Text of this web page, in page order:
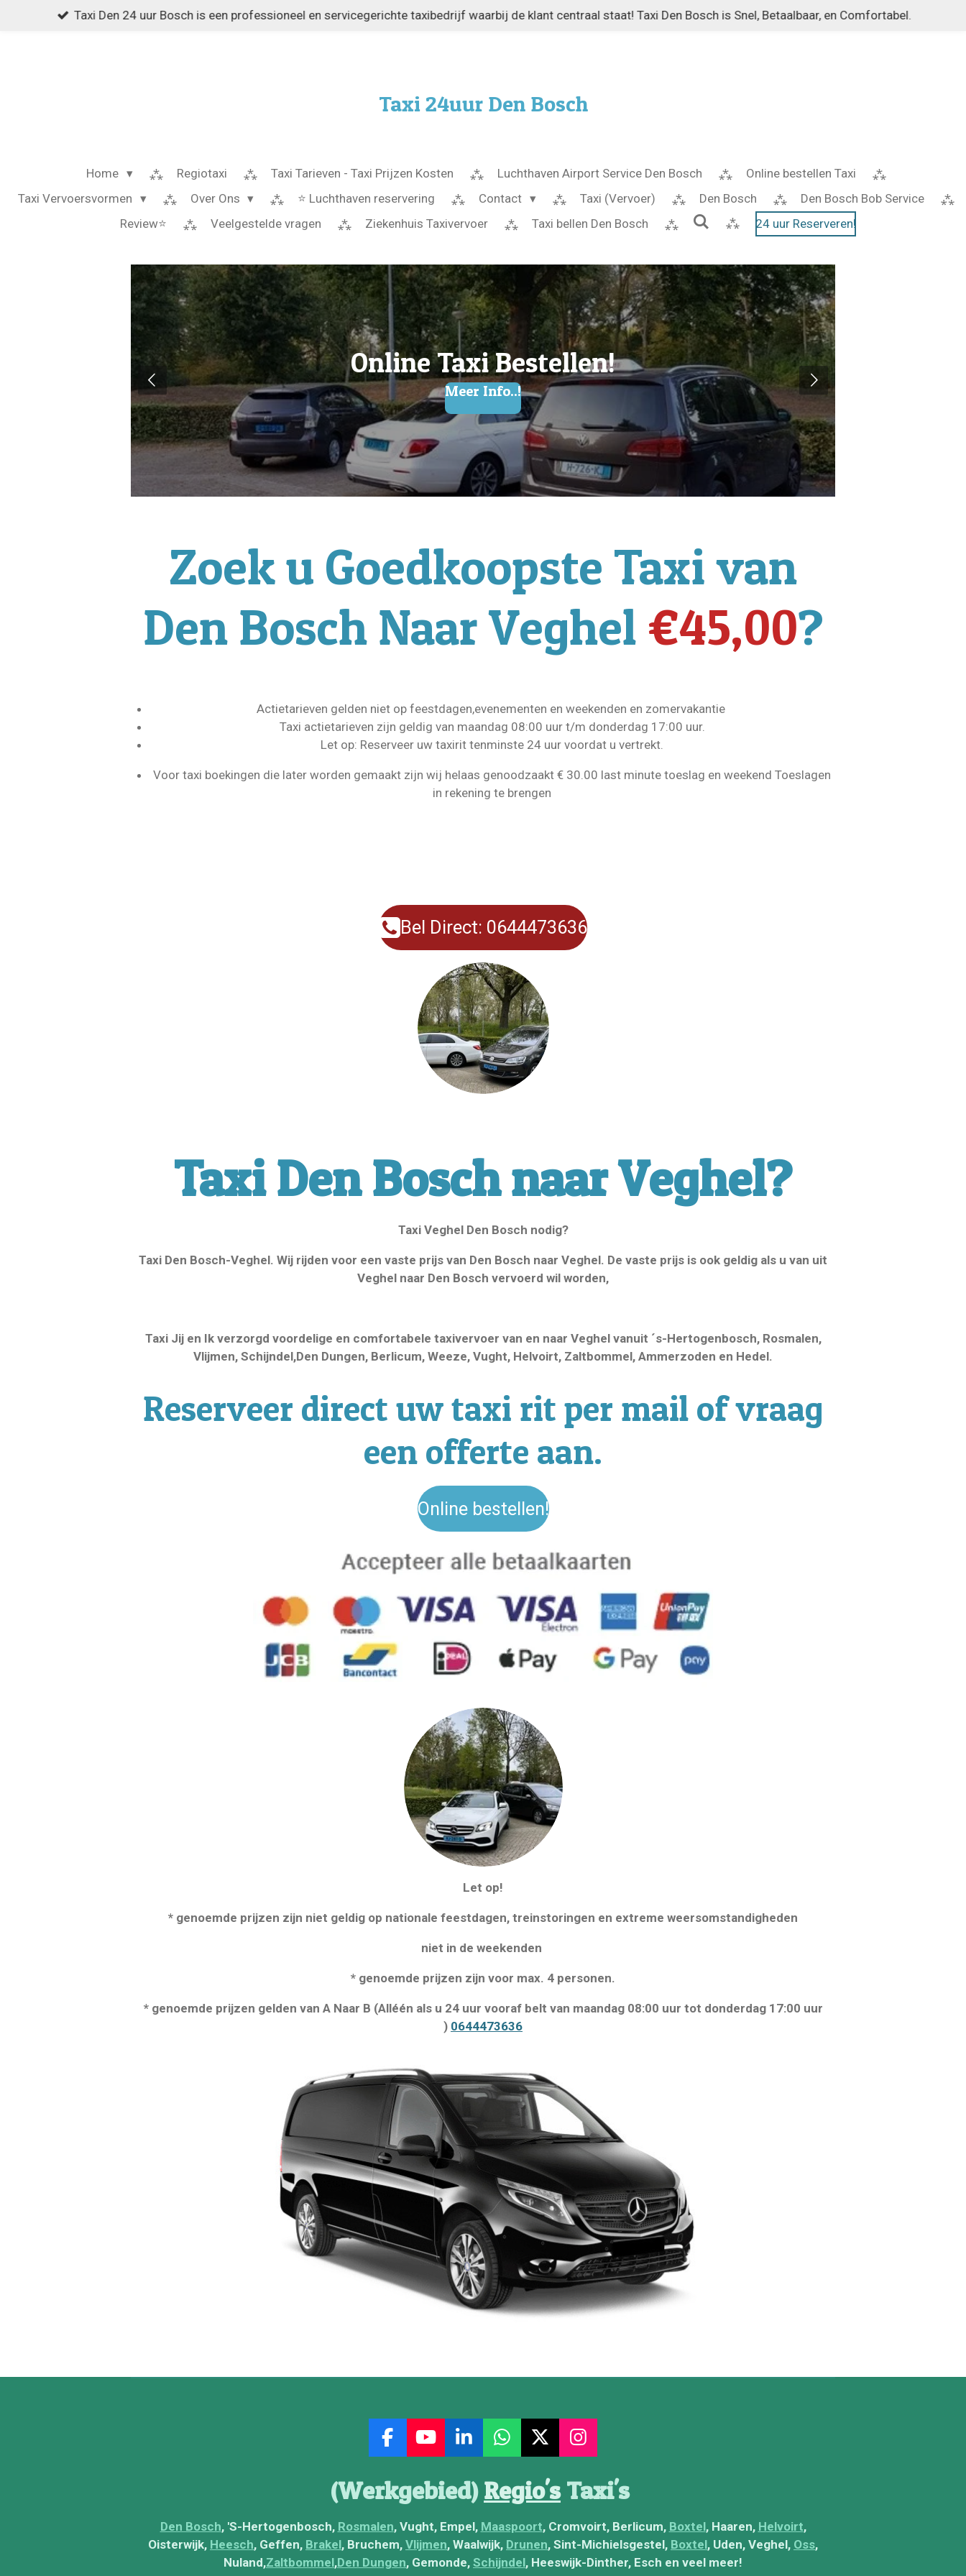
Taxi Den 24 uur Bosch is een professioneel en servicegerichte taxibedrijf waarbij de klant centraal staat! Taxi Den Bosch is Snel, Betaalbaar, en Comfortabel.
Taxi24uur Den Bosch
Home Regiotaxi Taxi Tarieven - Taxi Prijzen Kosten Luchthaven Airport Service Den Bosch
Online bestellen Taxi
Taxi Vervoersvormen
Over Ons ⭐️ Luchthaven reservering Contact Taxi (Vervoer) Den Bosch
Den Bosch Bob Service
Review⭐️
Veelgestelde vragen Ziekenhuis Taxivervoer Taxi bellen Den Bosch 24 uur Reserveren!
Online Taxi Bestellen!
Meer Info..!
Zoek u Goedkoopste Taxi van
Den Bosch Naar Veghel €45,00?
Actietarieven gelden niet op feestdagen,evenementen en weekenden en zomervakantie
Taxi actietarieven zijn geldig van maandag 08:00 uur t/m donderdag 17:00 uur.
Let op: Reserveer uw taxirit tenminste 24 uur voordat u vertrekt.
Voor taxi boekingen die later worden gemaakt zijn wij helaas genoodzaakt € 30.00 last minute toeslag en weekend Toeslagen
in rekening te brengen
Bel Direct: 0644473636
Taxi Den Bosch naar Veghel?
Taxi Veghel Den Bosch nodig?
Taxi Den Bosch-Veghel. Wij rijden voor een vaste prijs van Den Bosch naar Veghel. De vaste prijs is ook geldig als u van uit
Veghel naar Den Bosch vervoerd wil worden,
Taxi Jij en Ik verzorgd voordelige en comfortabele taxivervoer van en naar Veghel vanuit ´s-Hertogenbosch, Rosmalen,
Vlijmen, Schijndel,Den Dungen, Berlicum, Weeze, Vught, Helvoirt, Zaltbommel, Ammerzoden en Hedel.
Reserveer direct uw taxi rit per mail of vraag
een offerte aan.
Online bestellen!
Let op!
* genoemde prijzen zijn niet geldig op nationale feestdagen, treinstoringen en extreme weersomstandigheden
niet in de weekenden
* genoemde prijzen zijn voor max. 4 personen.
* genoemde prijzen gelden van A Naar B (Alléén als u 24 uur vooraf belt van maandag 08:00 uur tot donderdag 17:00 uur
) 0644473636
F
c
e
o
o
k
Y
u
T
u
b
e
L
n
k
d
I
n
W
a
t
A
p
p
X
I
s
t
g
r
a
(Werkgebied)Regio'sTaxi's
Den Bosch, 'S-Hertogenbosch, Rosmalen, Vught, Empel, Maaspoort, Cromvoirt, Berlicum, Boxtel, Haaren, Helvoirt,
Oisterwijk, Heesch, Geffen, Brakel, Bruchem, Vlijmen, Waalwijk, Drunen, Sint-Michielsgestel, Boxtel, Uden, Veghel, Oss,
Nuland,Zaltbommel,Den Dungen, Gemonde, Schijndel, Heeswijk-Dinther, Esch en veel meer!